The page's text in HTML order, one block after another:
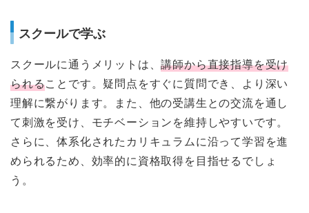
スクールで学ぶ
スクールに通うメリットは、講師から直接指導を受け
られることです。疑問点をすぐに質問でき、より深い
理解に繋がります。また、他の受講生との交流を通し
て刺激を受け、モチベーションを維持しやすいです。
さらに、体系化されたカリキュラムに沿って学習を進
められるため、効率的に資格取得を目指せるでしょ
う。